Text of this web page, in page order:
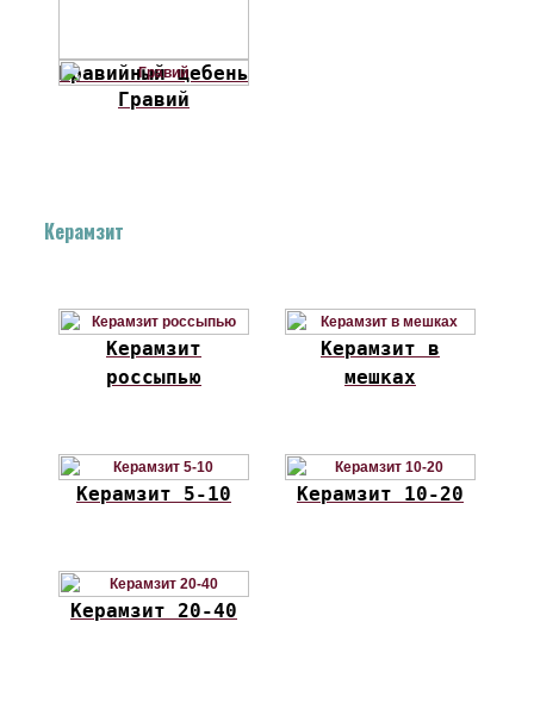
Гравийный щебень
Гравий
Керамзит
Керамзит
россыпью
Керамзит в
мешках
Керамзит 5-10 Керамзит 10-20
Керамзит 20-40